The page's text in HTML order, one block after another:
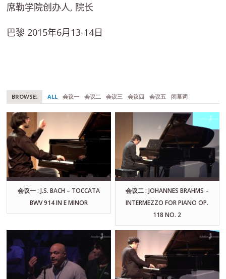
席勒学院创办人, 院长
巴黎 2015年6月 13-14日
BROWSE: ALL 会议一 会议二 会议三 会议四 会议五 闭幕词
会议一 : J.S. BACH – TOCCATA
BWV 914 IN E MINOR
会议二 : JOHANNES BRAHMS –
INTERMEZZO FOR PIANO OP.
118 NO. 2